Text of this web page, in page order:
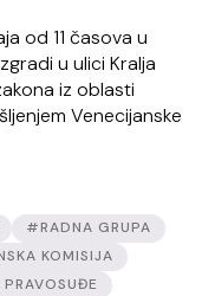
od 11 časova u
u ulici Kralja
iz oblasti
Venecijanske
#RADNA GRUPA
KOMISIJA